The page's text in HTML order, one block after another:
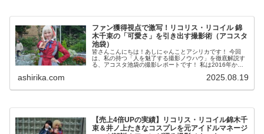
ファン獲得視点で激写！リコリス・リコイル 錦
木千束の「可愛さ」を引き出す撮影術（アコスタ
池袋）
皆さんこんにちは！あしにゃんことアシリカです！ 今回
は、私の持つ「人を魅了する撮影ノウハウ」を徹底解説す
る、アコスタ池袋の撮影レポートです！ 私は2016年から
ashirika.com 2025.08.19
【売上4倍UPの実績】リコリス・リコイル錦木千
束＆井ノ上たきなコスプレを元アイドルマネージ